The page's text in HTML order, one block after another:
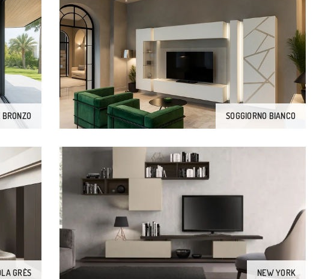
BRONZO SOGGIORNO BIANCO
GRÈS NEW YORK